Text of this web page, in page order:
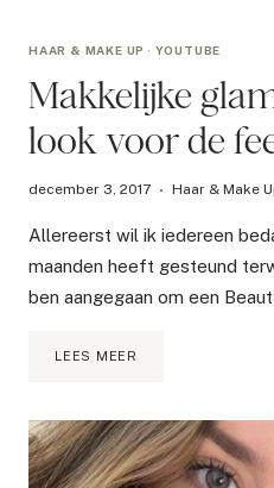
HAAR & MAKE UP · YOUTUBE
Makkelijke
look voor de
december 3, 2017 Haar & Make
Allereerst wil ik iedereen
maanden heeft gesteund
ben aangegaan om een
LEES MEER
LOOK
VOOR
DE